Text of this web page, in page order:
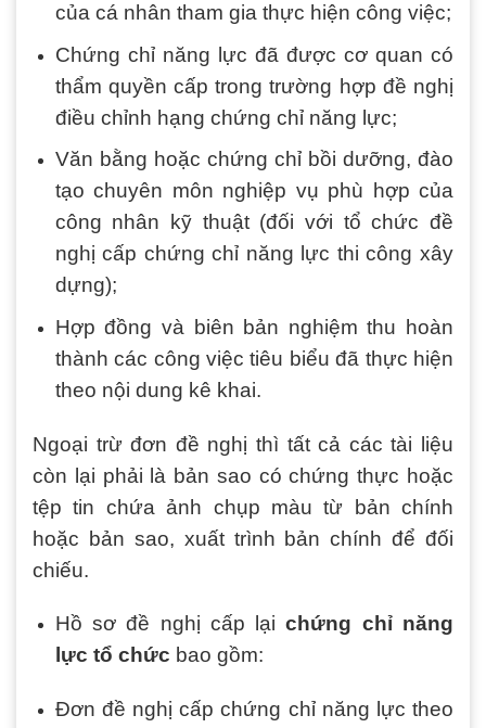
của cá nhân tham gia thực hiện công việc;
Chứng chỉ năng lực đã được cơ quan có
thẩm quyền cấp trong trường hợp đề nghị
điều chỉnh hạng chứng chỉ năng lực;
Văn bằng hoặc chứng chỉ bồi dưỡng, đào
tạo chuyên môn nghiệp vụ phù hợp của
công nhân kỹ thuật (đối với tổ chức đề
nghị cấp chứng chỉ năng lực thi công xây
dựng);
Hợp đồng và biên bản nghiệm thu hoàn
thành các công việc tiêu biểu đã thực hiện
theo nội dung kê khai.
Ngoại trừ đơn đề nghị thì tất cả các tài liệu
còn lại phải là bản sao có chứng thực hoặc
tệp tin chứa ảnh chụp màu từ bản chính
hoặc bản sao, xuất trình bản chính để đối
chiếu.
Hồ sơ đề nghị cấp lạichứng chỉ năng
lực tổ chức bao gồm:
Đơn đề nghị cấp chứng chỉ năng lực theo